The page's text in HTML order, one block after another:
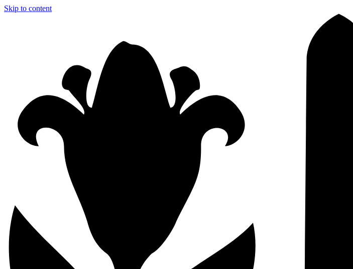
Skip to content